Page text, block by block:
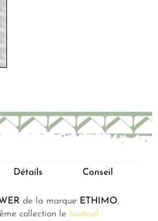
Détails Conseil
de la marque ETHIMO.
collection le fauteuil